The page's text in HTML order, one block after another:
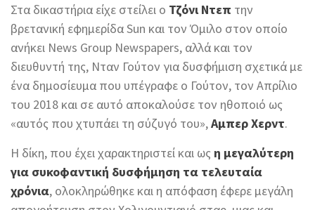
Στα δικαστήρια είχε στείλει ο Τζόνι Ντεπ την
βρετανική εφημερίδα Sun και τον Όμιλο στον οποίο
ανήκει News Group Newspapers, αλλά και τον
διευθυντή της, Νταν Γούτον για δυσφήμιση σχετικά με
ένα δημοσίευμα που υπέγραφε ο Γούτον, τον Απρίλιο
του 2018 και σε αυτό αποκαλούσε τον ηθοποιό ως
«αυτός που χτυπάει τη σύζυγό του»,Αμπερ Χερντ.
Η δίκη, που έχει χαρακτηριστεί και ως η μεγαλύτερη
για συκοφαντική δυσφήμηση τα τελευταία
χρόνια, ολοκληρώθηκε και η απόφαση έφερε μεγάλη